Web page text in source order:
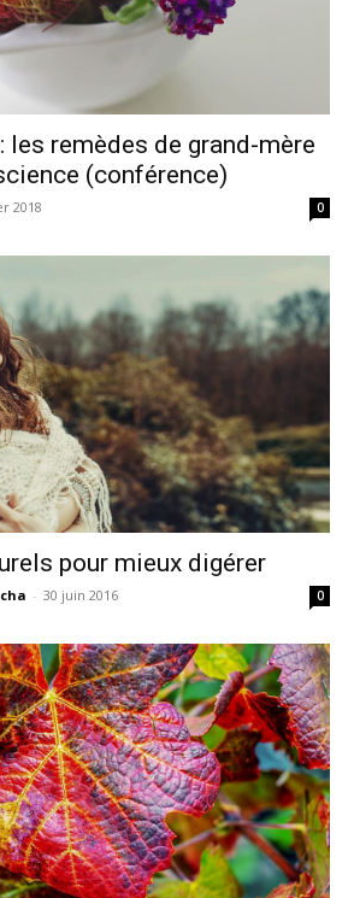
les remèdes de grand-mère
(conférence)
2018 0
pour mieux digérer
- 30 juin 2016 0